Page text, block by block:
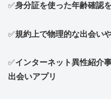
✅身分証を使った年齢確認
✅規約上で物理的な出会い
✅インターネット異性紹介
出会いアプリ